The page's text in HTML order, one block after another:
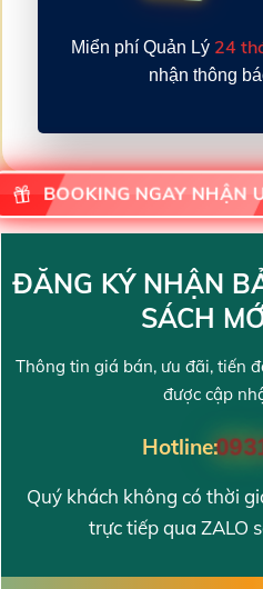
Miển phí Quản Lý 24
nhận thông
BOOKING NGAY NHẬN
ĐĂNG KÝ NHẬN
SÁCH
Thông tin giá bán, ưu đãi, tiến
được cập
Hotline:
Quý khách không có thời
trực tiếp qua ZALO